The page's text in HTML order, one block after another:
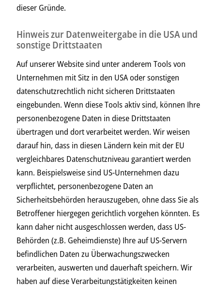
dieser Gründe.
Hinweis zur Datenweitergabe in die USA und
sonstige Drittstaaten
Auf unserer Website sind unter anderem Tools von
Unternehmen mit Sitz in den USA oder sonstigen
datenschutzrechtlich nicht sicheren Drittstaaten
eingebunden. Wenn diese Tools aktiv sind, können Ihre
personenbezogene Daten in diese Drittstaaten
übertragen und dort verarbeitet werden. Wir weisen
darauf hin, dass in diesen Ländern kein mit der EU
vergleichbares Datenschutzniveau garantiert werden
kann. Beispielsweise sind US-Unternehmen dazu
verpflichtet, personenbezogene Daten an
Sicherheitsbehörden herauszugeben, ohne dass Sie als
Betroffener hiergegen gerichtlich vorgehen könnten. Es
kann daher nicht ausgeschlossen werden, dass US-
Behörden (z.B. Geheimdienste) Ihre auf US-Servern
befindlichen Daten zu Überwachungszwecken
verarbeiten, auswerten und dauerhaft speichern. Wir
haben auf diese Verarbeitungstätigkeiten keinen